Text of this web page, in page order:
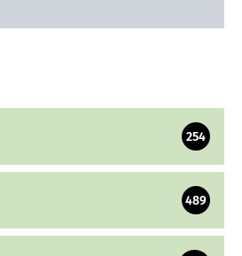
254
489